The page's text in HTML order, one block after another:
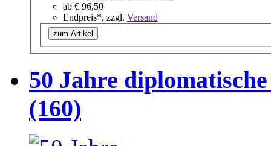
ab € 96,50
Endpreis*, zzgl. Versand
zum Artikel
50 Jahre
(160)